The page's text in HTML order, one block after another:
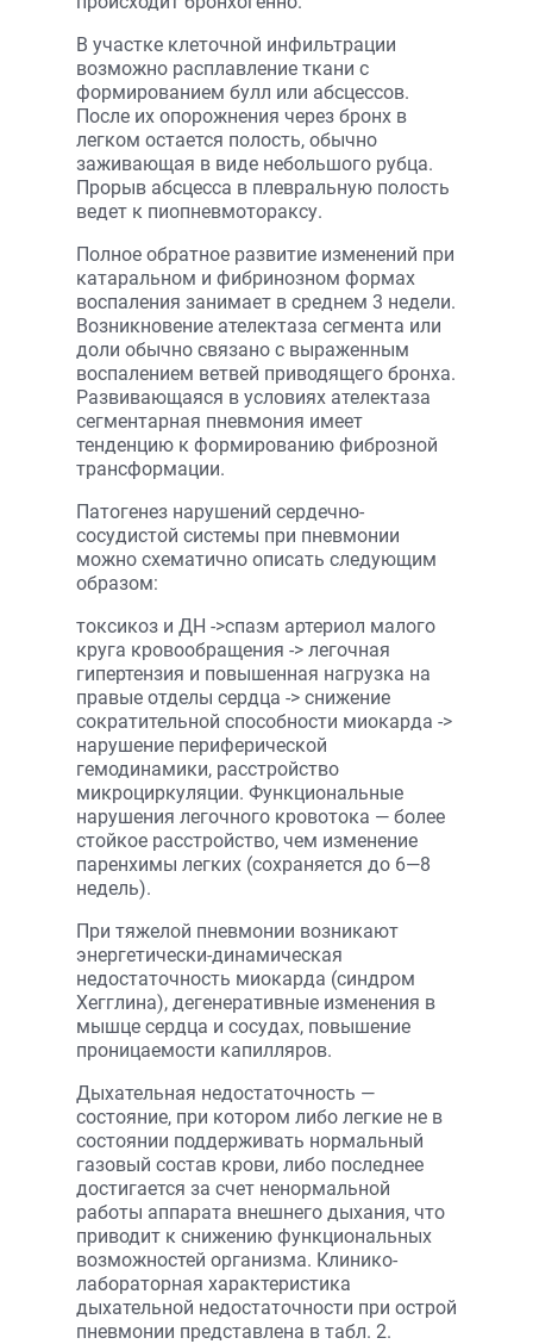
В участке клеточной инфильтрации
возможно расплавление ткани с
формированием булл или абсцессов.
После их опорожнения через бронх в
легком остается полость, обычно
заживающая в виде небольшого рубца.
Прорыв абсцесса в плевральную полость
ведет к пиопневмотораксу.
Полное обратное развитие изменений при
катаральном и фибринозном формах
воспаления занимает в среднем 3 недели.
Возникновение ателектаза сегмента или
доли обычно связано с выраженным
воспалением ветвей приводящего бронха.
Развивающаяся в условиях ателектаза
сегментарная пневмония имеет
тенденцию к формированию фиброзной
трансформации.
Патогенез нарушений сердечно-
сосудистой системы при пневмонии
можно схематично описать следующим
образом:
токсикоз и ДН ->спазм артериол малого
круга кровообращения -> легочная
гипертензия и повышенная нагрузка на
правые отделы сердца -> снижение
сократительной способности миокарда ->
нарушение периферической
гемодинамики, расстройство
микроциркуляции. Функциональные
нарушения легочного кровотока — более
стойкое расстройство, чем изменение
паренхимы легких (сохраняется до 6—8
недель).
При тяжелой пневмонии возникают
энергетически-динамическая
недостаточность миокарда (синдром
Хегглина), дегенеративные изменения в
мышце сердца и сосудах, повышение
проницаемости капилляров.
Дыхательная недостаточность —
состояние, при котором либо легкие не в
состоянии поддерживать нормальный
газовый состав крови, либо последнее
достигается за счет ненормальной
работы аппарата внешнего дыхания, что
приводит к снижению функциональных
возможностей организма. Клинико-
лабораторная характеристика
дыхательной недостаточности при острой
пневмонии представлена в табл. 2.